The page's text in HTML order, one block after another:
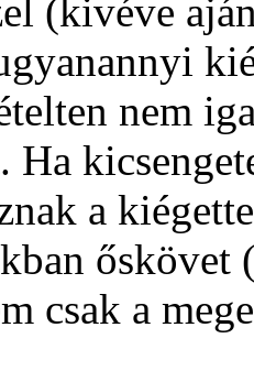
(kivéve
nem
a
csak a